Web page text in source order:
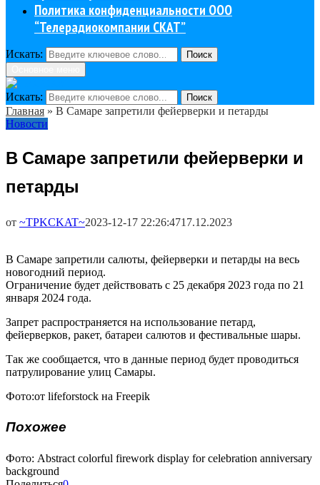
Политика конфиденциальности ООО
“Телерадиокомпании СКАТ”
Искать:
Поиск
Искать: Поиск
Главная » В Самаре запретили фейерверки и петарды
Новости
В Самаре запретили фейерверки и
петарды
от ~TPKCKAT~2023-12-17 22:26:4717.12.2023
В Самаре запретили салюты, фейерверки и петарды на весь
новогодний период.
Ограничение будет действовать с 25 декабря 2023 года по 21
января 2024 года.
Запрет распространяется на использование петард,
фейерверков, ракет, батареи салютов и фестивальные шары.
Так же сообщается, что в данные период будет проводиться
патрулирование улиц Самары.
Фото:от lifeforstock на Freepik
Похожее
Фото: Abstract colorful firework display for celebration anniversary
background